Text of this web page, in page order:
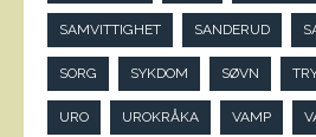
SAMVITTIGHET SANDERUD
SORG SYKDOM SØVN
URO UROKRÅKA VAMP